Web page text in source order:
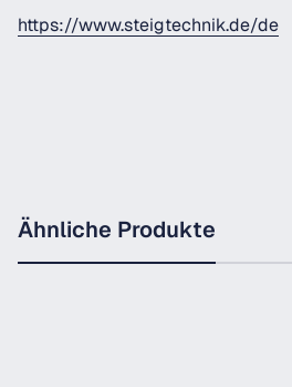
https://www.steigtechnik.de/de
Ähnliche Produkte